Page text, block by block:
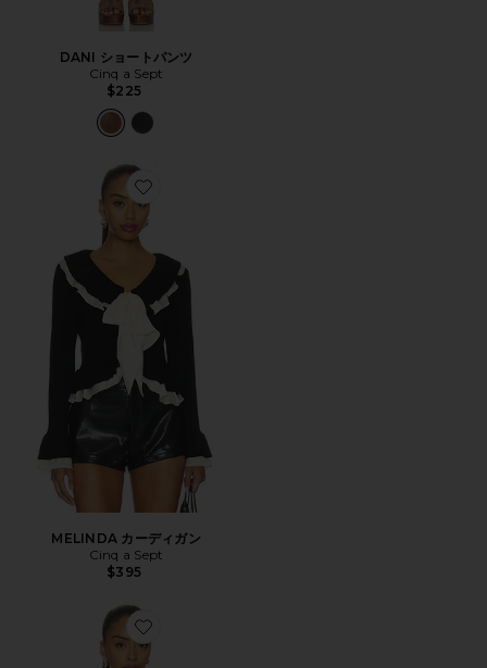
DANI ショートパンツ
Cinq a Sept
$225
MELINDA カーディガン
Cinq a Sept
$395
Favorite DENIM AVRIL ジャケット